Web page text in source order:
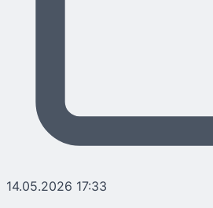
14.05.2026 17:33